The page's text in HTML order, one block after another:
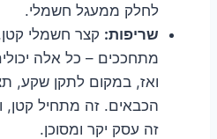
לחלק ממעגל חשמלי.
שריפות: קצר חשמלי קטן,
מתחככים – כל אלה
ואז, במקום לתקן שקע,
הכבאים. זה מתחיל קטן,
זה עסק יקר ומסוכן.